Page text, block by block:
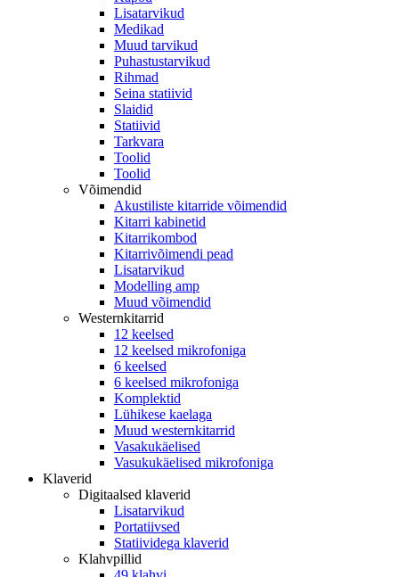
Lisatarvikud
Medikad
Muud tarvikud
Puhastustarvikud
Rihmad
Seina statiivid
Slaidid
Statiivid
Tarkvara
Toolid
Toolid
Võimendid
Akustiliste kitarride võimendid
Kitarri kabinetid
Kitarrikombod
Kitarrivõimendi pead
Lisatarvikud
Modelling amp
Muud võimendid
Westernkitarrid
12 keelsed
12 keelsed mikrofoniga
6 keelsed
6 keelsed mikrofoniga
Komplektid
Lühikese kaelaga
Muud westernkitarrid
Vasakukäelised
Vasukukäelised mikrofoniga
Klaverid
Digitaalsed klaverid
Lisatarvikud
Portatiivsed
Statiividega klaverid
Klahvpillid